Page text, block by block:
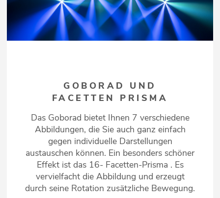
GOBORAD UND
FACETTEN PRISMA
Das Goborad bietet Ihnen 7 verschiedene
Abbildungen, die Sie auch ganz einfach
gegen individuelle Darstellungen
austauschen können. Ein besonders schöner
Effekt ist das 16- Facetten-Prisma . Es
vervielfacht die Abbildung und erzeugt
durch seine Rotation zusätzliche Bewegung.